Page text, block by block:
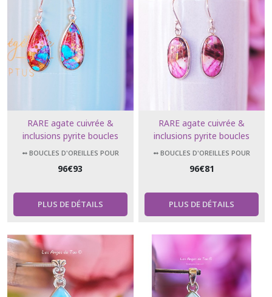
RARE agate cuivrée &
inclusions pyrite boucles
d'oreilles forme larme
➻ BOUCLES D'OREILLES POUR
96€93
PLUS DE DÉTAILS
RARE agate cuivrée &
inclusions pyrite boucles
d'oreilles forme ovale
➻ BOUCLES D'OREILLES POUR
96€81
PLUS DE DÉTAILS